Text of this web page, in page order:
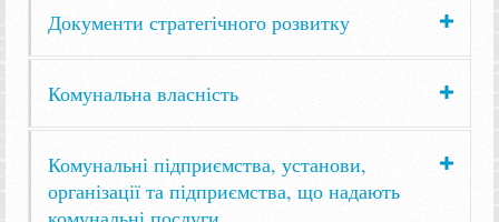
Документи стратегічного розвитку
Комунальна власність
Комунальні підприємства, установи,
організації та підприємства, що надають